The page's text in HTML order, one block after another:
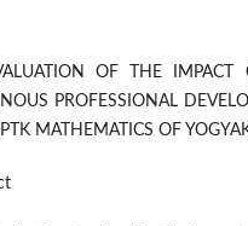
OF THE
PROFESSIONAL
MATHEMATICS OF